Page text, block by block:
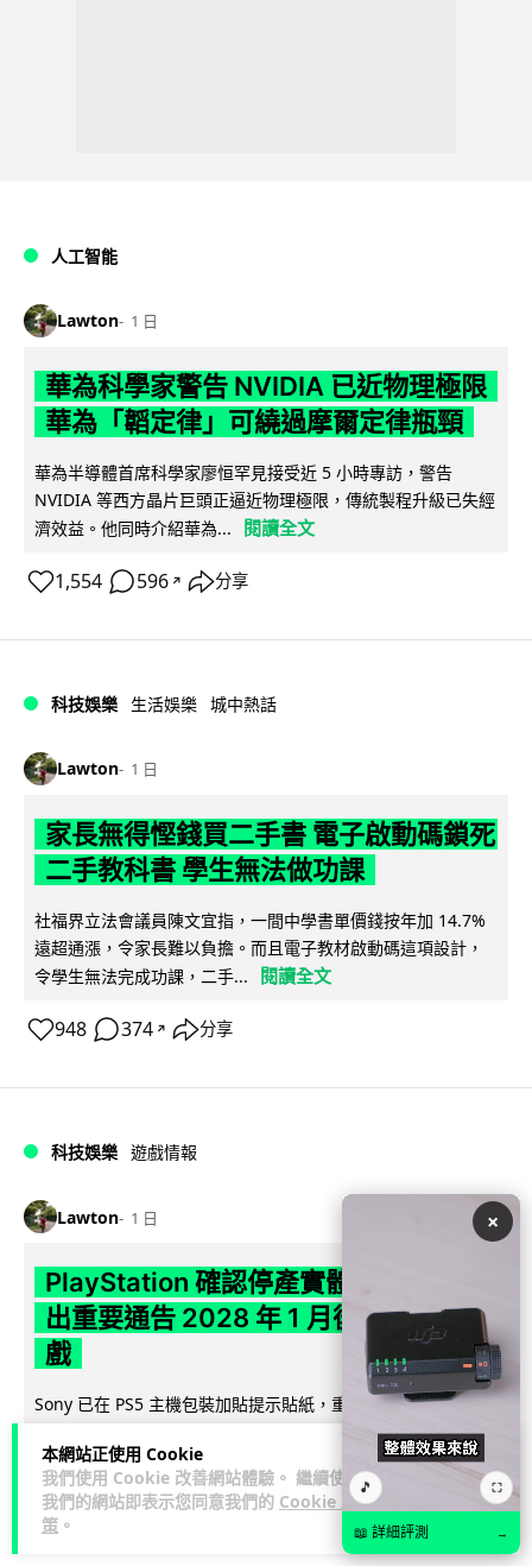
本網站正使用 Cookie
我們使用 Cookie 改善網站體驗。 繼續使用
我們的網站即表示您同意我們的 Cookie 政
策 。
人工智能
Lawton 1 日
華為科學家警告 NVIDIA 已近物理極限
華為「韜定律」可繞過摩爾定律瓶頸
華為半導體首席科學家廖恒罕見接受近 5 小時專訪，警告
NVIDIA 等西方晶片巨頭正逼近物理極限，傳統製程升級已失經
濟效益。他同時介紹華為...
閱讀全文
1,554 596 ↗ 分享
科技娛樂 生活娛樂 城中熱話
Lawton 1 日
家長無得慳錢買二手書 電子啟動碼鎖死
二手教科書 學生無法做功課
社福界立法會議員陳文宜指，一間中學書單價錢按年加 14.7%
遠超通漲，令家長難以負擔。而且電子教材啟動碼這項設計，
令學生無法完成功課，二手...
閱讀全文
948 374 ↗ 分享
科技娛樂 遊戲情報
Lawton 1 日
PlayStation 確認停產實體光碟 包裝印
出重要通告 2028 年 1 月後不出光碟遊
戲
Sony 已在 PS5 主機包裝加貼提示貼紙，重申官方 7 月已公布
計劃：2028 年 1 月起停產新遊戲實體光碟。分析師預期 PS6
因此... 閱讀全文
172 76 ↗ 分享
×
🎵 ⛶
📖 詳細評測 →